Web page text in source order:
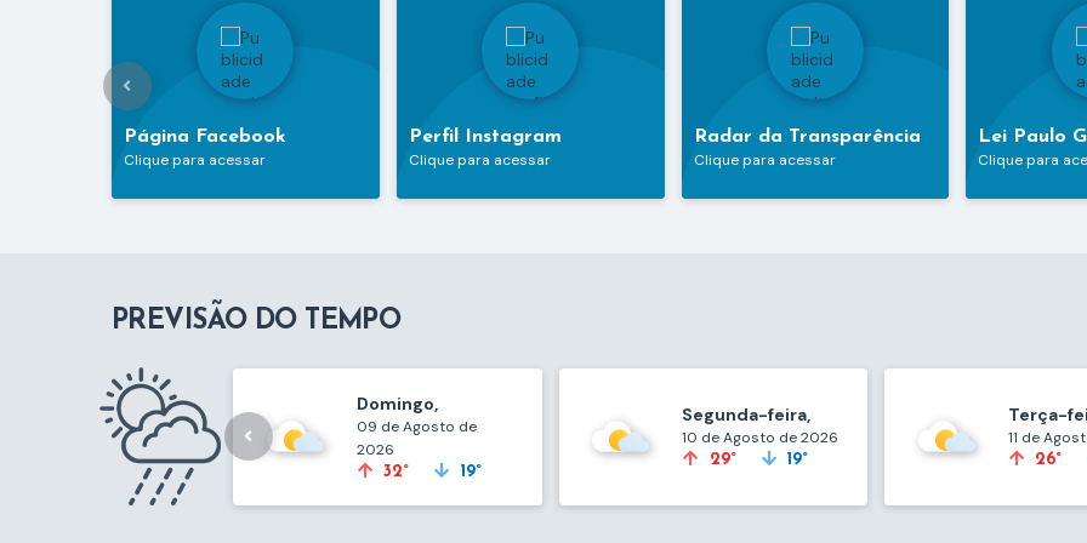
Página Facebook
Clique para acessar
Perfil Instagram
Clique para acessar
Radar da Transparência
Clique para acessar
Lei Paulo
Clique para
PREVISÃO DO TEMPO
Domingo
09 de Agosto de
2026
32° 19°
Segunda-feira
10 de Agosto de 2026
29° 19°
Terça-
11 de
26°